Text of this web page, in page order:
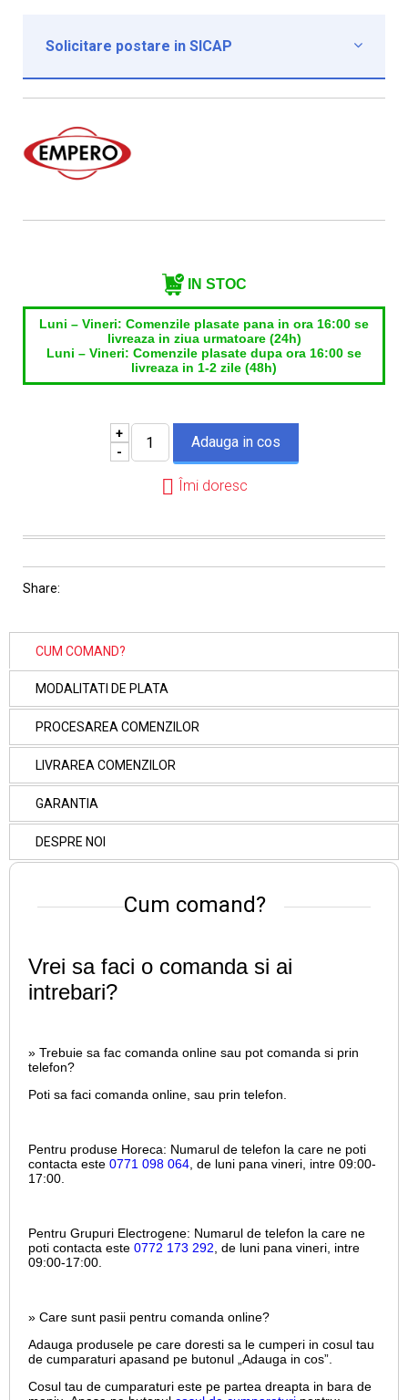
Solicitare postare in SICAP 
Institutie*
Nume contact*
IN STOC
Luni – Vineri: Comenzile plasate pana in ora 16:00 se
livreaza in ziua urmatoare (24h)
Luni – Vineri: Comenzile plasate dupa ora 16:00 se
livreaza in 1-2 zile (48h)
+
-
Îmi doresc
Share:
CUM COMAND?
MODALITATI DE PLATA
PROCESAREA COMENZILOR
LIVRAREA COMENZILOR
GARANTIA
DESPRE NOI
Cum comand?
Vrei sa faci o comanda si ai
intrebari?
» Trebuie sa fac comanda online sau pot comanda si prin
telefon?
Poti sa faci comanda online, sau prin telefon.
Pentru produse Horeca: Numarul de telefon la care ne poti
contacta este 0771 098 064, de luni pana vineri, intre 09:00-
17:00.
Pentru Grupuri Electrogene: Numarul de telefon la care ne
poti contacta este 0772 173 292, de luni pana vineri, intre
09:00-17:00.
» Care sunt pasii pentru comanda online?
Adauga produsele pe care doresti sa le cumperi in cosul tau
de cumparaturi apasand pe butonul „Adauga in cos”.
Cosul tau de cumparaturi este pe partea dreapta in bara de